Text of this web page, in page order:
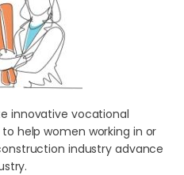
innovative vocational
help women working in or
industry advance